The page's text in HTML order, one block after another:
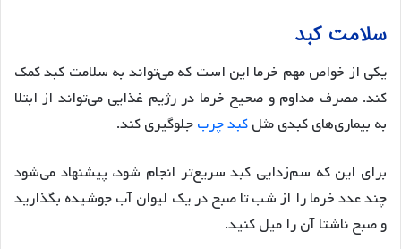
سلامت کبد
یکی از خواص مهم خرما این است که می‌تواند به سلامت کبد کمک
کند. مصرف مداوم و صحیح خرما در رژیم غذایی می‌تواند از ابتلا
به بیماری‌های کبدی مثلکبد چربجلوگیری کند.
برای این که سم‌زدایی کبد سریع‌تر انجام شود، پیشنهاد می‌شود
چند عدد خرما را از شب تا صبح در یک لیوان آب جوشیده بگذارید
و صبح ناشتا آن را میل کنید.